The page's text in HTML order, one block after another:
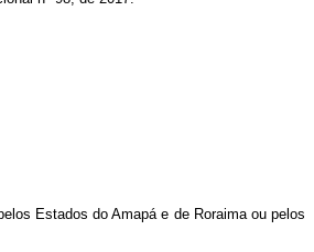
Estados do Amapá e de Roraima ou pelos